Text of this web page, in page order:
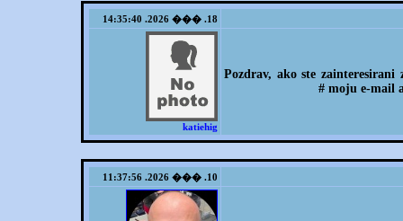
18. ��� 2026. 14:35:40
Pozdrav, ako ste zainteresirani
moju e-mail
katiehig
10. ��� 2026. 11:37:56